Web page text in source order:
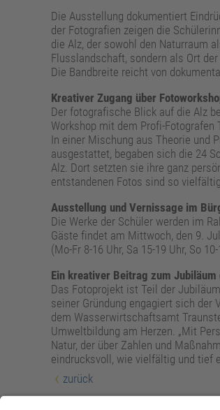
Die Ausstellung dokumentiert
der Fotografien zeigen die
die Alz, der sowohl den Naturraum
Flusslandschaft, sondern als Ort
Die Bandbreite reicht von
Kreativer Zugang über
Der fotografische Blick auf die Alz
Workshop mit dem Profi-Fotografen
In einer Mischung aus Theorie und
ausgestattet, begaben sich die 24
Alz. Dort setzten sie ihre ganz
entstandenen Fotos sind so
Ausstellung und Vernissage im
Die Werke der Schüler werden im
Gäste findet am Mittwoch, den 9.
(Mo-Fr 8-16 Uhr, Sa 15-19 Uhr, So
Ein kreativer Beitrag zum Jubiläum
Das Fotoprojekt ist Teil der
seiner Gründung engagiert sich der
dem Wasserwirtschaftsamt
Umweltbildung am Herzen. „Mit
Natur, der über Zahlen und
eindrucksvoll, wie vielfältig und tief
zurück